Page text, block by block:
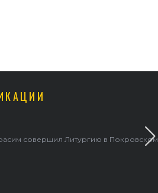
совершил Литургию в Покровском